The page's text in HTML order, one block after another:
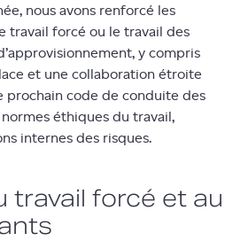
nous avons renforcé les
travail forcé ou le travail des
y compris
et une collaboration étroite
prochain code de conduite des
éthiques du travail,
internes des risques.
travail forcé et au